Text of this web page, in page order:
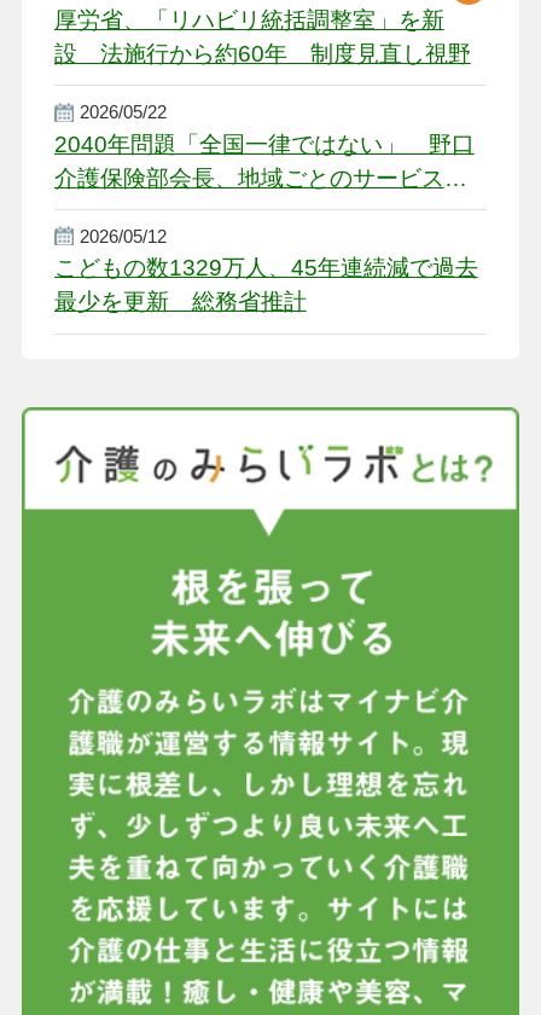
厚労省、「リハビリ統括調整室」を新
設 法施行から約60年 制度見直し視野
2026/05/22
2040年問題「全国一律ではない」 野口
介護保険部会長、地域ごとのサービス基
盤整備を促す
2026/05/12
こどもの数1329万人、45年連続減で過去
最少を更新 総務省推計